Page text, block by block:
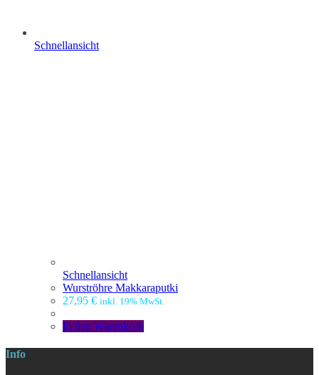
Schnellansicht
Schnellansicht
Wurströhre Makkaraputki
27,95 € inkl. 19% MwSt.
In den Warenkorb
Info